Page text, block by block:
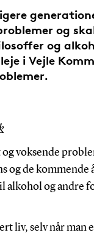
og
og
i Vejle
voksende
og de kommende
alkohol og andre
liv, selv når man